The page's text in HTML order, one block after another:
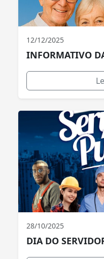
12/12/2025
INFORMATIVO
28/10/2025
DIA DO